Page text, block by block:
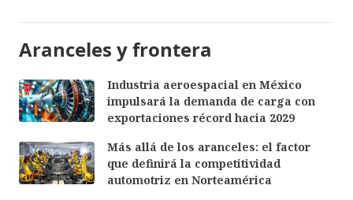
Aranceles y frontera
Industria aeroespacial en México
impulsará la demanda de carga con
exportaciones récord hacia 2029
Más allá de los aranceles: el factor
que definirá la competitividad
automotriz en Norteamérica